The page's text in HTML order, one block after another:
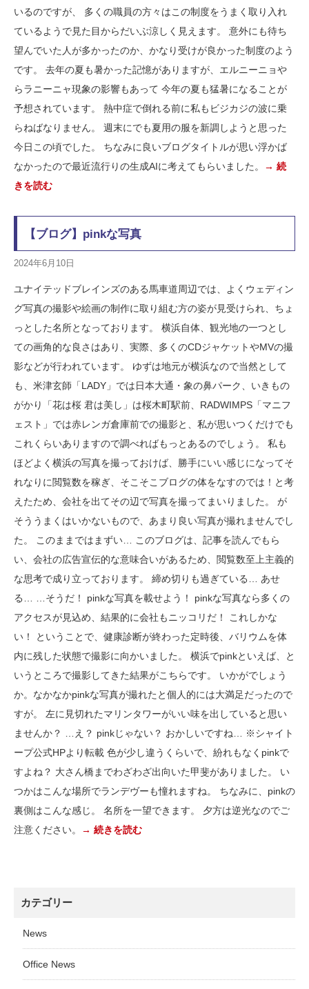
いるのですが、 多くの職員の方々はこの制度をうまく取り入れ
ているようで見た目からだいぶ涼しく見えます。 意外にも待ち
望んでいた人が多かったのか、かなり受けが良かった制度のよう
です。 去年の夏も暑かった記憶がありますが、エルニーニョや
らラニーニャ現象の影響もあって 今年の夏も猛暑になることが
予想されています。 熱中症で倒れる前に私もビジカジの波に乗
らねばなりません。 週末にでも夏用の服を新調しようと思った
今日この頃でした。 ちなみに良いブログタイトルが思い浮かば
なかったので最近流行りの生成AIに考えてもらいました。
→ 続
きを読む
【ブログ】pinkな写真
2024年6月10日
ユナイテッドブレインズのある馬車道周辺では、よくウェディン
グ写真の撮影や絵画の制作に取り組む方の姿が見受けられ、ちょ
っとした名所となっております。 横浜自体、観光地の一つとし
ての画角的な良さはあり、実際、多くのCDジャケットやMVの撮
影などが行われています。 ゆずは地元が横浜なので当然として
も、米津玄師「LADY」では日本大通・象の鼻パーク、いきもの
がかり「花は桜 君は美し」は桜木町駅前、RADWIMPS「マニフ
ェスト」では赤レンガ倉庫前での撮影と、私が思いつくだけでも
これくらいありますので調べればもっとあるのでしょう。 私も
ほどよく横浜の写真を撮っておけば、勝手にいい感じになってそ
れなりに閲覧数を稼ぎ、そこそこブログの体をなすのでは！と考
えたため、会社を出てその辺で写真を撮ってまいりました。 が
そううまくはいかないもので、あまり良い写真が撮れませんでし
た。 このままではまずい… このブログは、記事を読んでもら
い、会社の広告宣伝的な意味合いがあるため、閲覧数至上主義的
な思考で成り立っております。 締め切りも過ぎている… あせ
る… …そうだ！ pinkな写真を載せよう！ pinkな写真なら多くの
アクセスが見込め、結果的に会社もニッコリだ！ これしかな
い！ ということで、健康診断が終わった定時後、バリウムを体
内に残した状態で撮影に向かいました。 横浜でpinkといえば、と
いうところで撮影してきた結果がこちらです。 いかがでしょう
か。なかなかpinkな写真が撮れたと個人的には大満足だったので
すが。 左に見切れたマリンタワーがいい味を出していると思い
ませんか？ …え？ pinkじゃない？ おかしいですね… ※シャイト
ープ公式HPより転載 色が少し違うくらいで、紛れもなくpinkで
すよね？ 大さん橋までわざわざ出向いた甲斐がありました。 い
つかはこんな場所でランデヴーも憧れますね。 ちなみに、pinkの
裏側はこんな感じ。 名所を一望できます。 夕方は逆光なのでご
注意ください。
→ 続きを読む
カテゴリー
News
Office News